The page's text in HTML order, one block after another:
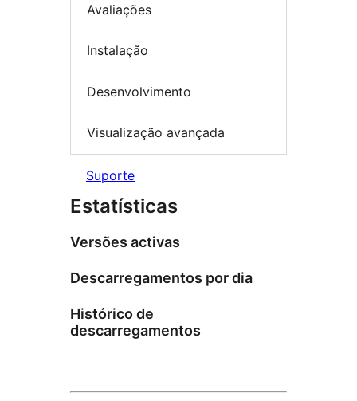
Avaliações
Instalação
Desenvolvimento
Visualização avançada
Suporte
Estatísticas
Versões activas
Descarregamentos por dia
Histórico de
descarregamentos